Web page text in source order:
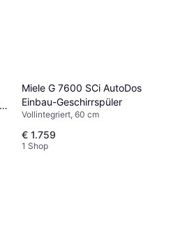
Miele G 7600 SCi AutoDos
Einbau-Geschirrspüler
Vollintegriert, 60 cm
€ 1.759
1 Shop